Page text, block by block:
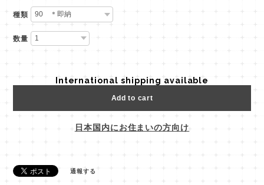
種類
数量
International shipping available
Add to cart
日本国内にお住まいの方向け
通報する